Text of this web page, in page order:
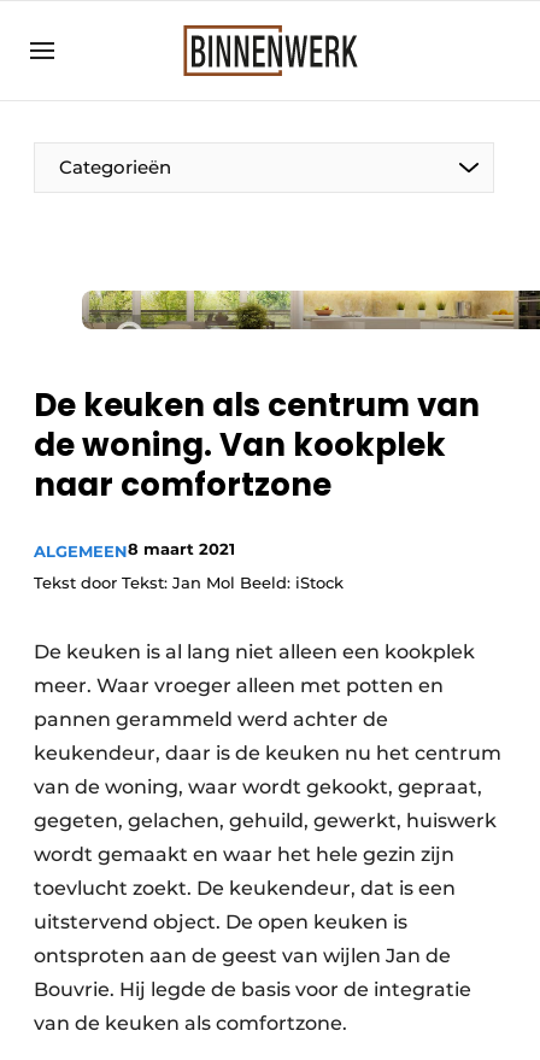
Aanmelden
Bedrijven
Binnenwerk | Hét magazine voor de
Direct contact
Meest gelezen
Nieuwsbrief
Vacature aanmelden
Vacatures
Categorieën
De keuken als centrum van
de woning. Van kookplek
naar comfortzone
ALGEMEEN8 maart 2021
Tekst door Tekst: Jan Mol Beeld: iStock
De keuken is al lang niet alleen een kookplek
meer. Waar vroeger alleen met potten en
pannen gerammeld werd achter de
keukendeur, daar is de keuken nu het centrum
van de woning, waar wordt gekookt, gepraat,
gegeten, gelachen, gehuild, gewerkt, huiswerk
wordt gemaakt en waar het hele gezin zijn
toevlucht zoekt. De keukendeur, dat is een
uitstervend object. De open keuken is
ontsproten aan de geest van wijlen Jan de
Bouvrie. Hij legde de basis voor de integratie
van de keuken als comfortzone.